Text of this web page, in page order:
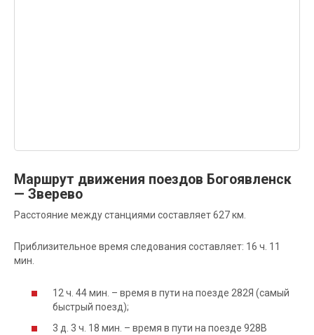
Маршрут движения поездов Богоявленск
— Зверево
Расстояние между станциями составляет 627 км.
Приблизительное время следования составляет: 16 ч. 11
мин.
12 ч. 44 мин. – время в пути на поезде 282Я (самый
быстрый поезд);
3 д. 3 ч. 18 мин. – время в пути на поезде 928В